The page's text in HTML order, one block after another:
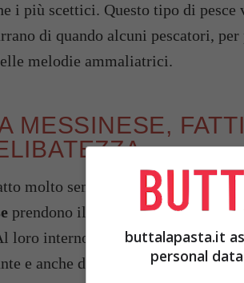
i più scettici. Questo tipo di pesce
di quando alcuni pescatori,
melodie ammaliatrici.
MESSINESE,
molto semplice da preparare e
prendono il nome di braciole e si
loro interno, poi, si caratterizzano
e anche di capperi.
buttalapasta.it
personal